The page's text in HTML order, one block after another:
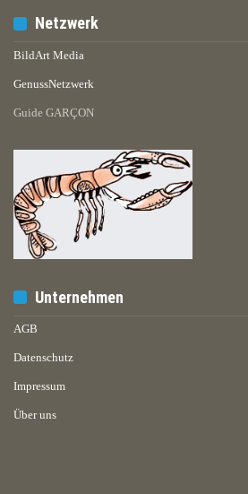
Netzwerk
BildArt Media
GenussNetzwerk
Guide GARÇON
Unternehmen
AGB
Datenschutz
Impressum
Über uns